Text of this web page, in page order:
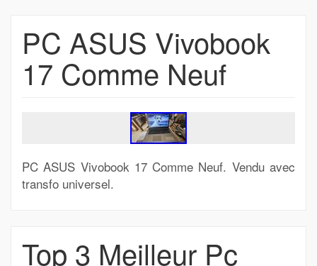
PC ASUS Vivobook
17 Comme Neuf
PC ASUS Vivobook 17 Comme Neuf. Vendu avec
transfo universel.
Top 3 Meilleur Pc